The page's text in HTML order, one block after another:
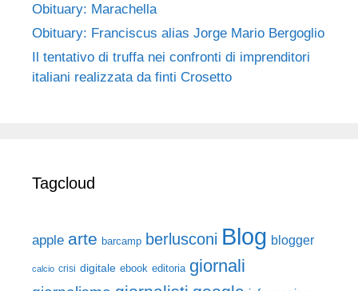
Obituary: Marachella
Obituary: Franciscus alias Jorge Mario Bergoglio
Il tentativo di truffa nei confronti di imprenditori
italiani realizzata da finti Crosetto
Tagcloud
apple arte barcamp berlusconi Blog blogger
calcio crisi digitale ebook editoria giornali